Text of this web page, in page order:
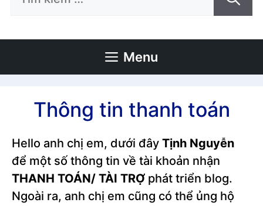
kiếm
Menu
Thông tin thanh toán
Hello anh chị em, dưới đây Tịnh Nguyễn
để một số thông tin về tài khoản nhận
THANH TOÁN/ TÀI TRỢ phát triển blog.
Ngoài ra, anh chị em cũng có thể ủng hộ